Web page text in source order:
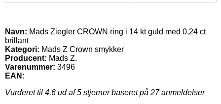
Navn: Mads Ziegler CROWN ring i 14 kt guld med 0,24 ct
brillant
Kategori: Mads Z Crown smykker
Producent: Mads Z.
Varenummer: 3496
EAN:
Vurderet til 4.6 ud af 5 stjerner baseret på 27anmeldelser